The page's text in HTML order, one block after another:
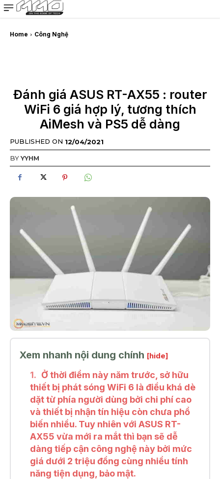
MMOSITE - Thông tin công nghệ
Bài viết nổi bật
Home Công Nghệ
Đánh giá ASUS RT-AX55 : router
WiFi 6 giá hợp lý, tương thích
AiMesh và PS5 dễ dàng
PUBLISHED ON 12/04/2021
BYYYHM
Xem nhanh nội dung chính [hide]
Ở thời điểm này năm trước, sở hữu
thiết bị phát sóng WiFi 6 là điều khá dè
dặt từ phía người dùng bởi chi phí cao
và thiết bị nhận tín hiệu còn chưa phổ
biến nhiều. Tuy nhiên với ASUS RT-
AX55 vừa mới ra mắt thì bạn sẽ dễ
dàng tiếp cận công nghệ này bởi mức
giá dưới 2 triệu đồng cùng nhiều tính
năng tiện dụng, bảo mật.